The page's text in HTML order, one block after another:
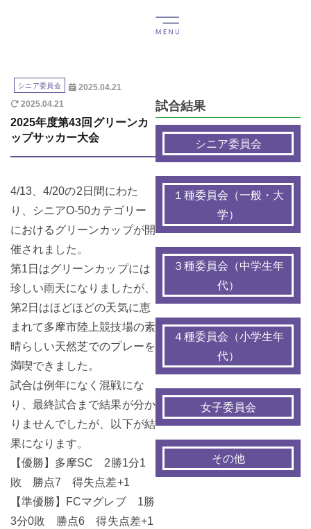
シニア委員会
2025.04.21
2025.04.21
2025年度第43回グリーンカ
ップサッカー大会
4/13、4/20の2日間にわた
り、シニアO-50カテゴリー
におけるグリーンカップが開
催されました。
第1日はグリーンカップには
珍しい雨天になりましたが、
第2日はほどほどの天気に恵
まれて多摩市陸上競技場の素
晴らしい天然芝でのプレーを
満喫できました。
試合は例年になく混戦にな
り、最終試合まで結果が分か
りませんでしたが、以下が結
果になります。
【優勝】多摩SC 2勝1分1
敗 勝点7 得失点差+1
【準優勝】FCマグレブ 1勝
3分0敗 勝点6 得失点差+1
試合結果
シニア委員会
１種委員会（一般・大
学）
３種委員会（中学生年
代）
４種委員会（小学生年
代）
女子委員会
その他